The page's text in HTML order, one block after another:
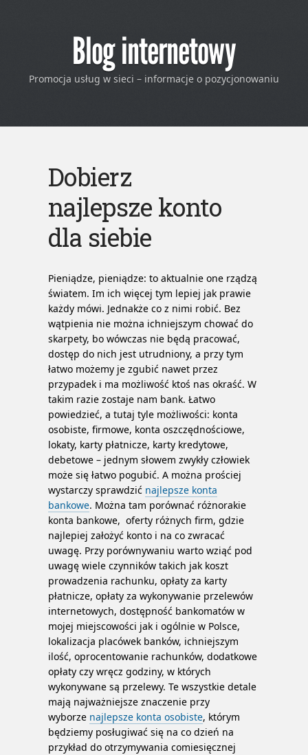
Blog internetowy
Promocja usług w sieci – informacje o pozycjonowaniu
Dobierz
najlepsze konto
dla siebie
Pieniądze, pieniądze: to aktualnie one rządzą
światem. Im ich więcej tym lepiej jak prawie
każdy mówi. Jednakże co z nimi robić. Bez
wątpienia nie można ichniejszym chować do
skarpety, bo wówczas nie będą pracować,
dostęp do nich jest utrudniony, a przy tym
łatwo możemy je zgubić nawet przez
przypadek i ma możliwość ktoś nas okraść. W
takim razie zostaje nam bank. Łatwo
powiedzieć, a tutaj tyle możliwości: konta
osobiste, firmowe, konta oszczędnościowe,
lokaty, karty płatnicze, karty kredytowe,
debetowe – jednym słowem zwykły człowiek
może się łatwo pogubić. A można prościej
wystarczy sprawdzić najlepsze konta
bankowe. Można tam porównać różnorakie
konta bankowe, oferty różnych firm, gdzie
najlepiej założyć konto i na co zwracać
uwagę. Przy porównywaniu warto wziąć pod
uwagę wiele czynników takich jak koszt
prowadzenia rachunku, opłaty za karty
płatnicze, opłaty za wykonywanie przelewów
internetowych, dostępność bankomatów w
mojej miejscowości jak i ogólnie w Polsce,
lokalizacja placówek banków, ichniejszym
ilość, oprocentowanie rachunków, dodatkowe
opłaty czy wręcz godziny, w których
wykonywane są przelewy. Te wszystkie detale
mają najważniejsze znaczenie przy
wyborze najlepsze konta osobiste, którym
będziemy posługiwać się na co dzień na
przykład do otrzymywania comiesięcznej